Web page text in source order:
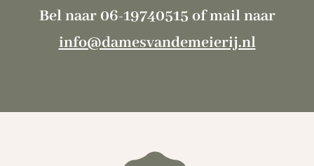
Bel naar 06-19740515 of mail naar
info@damesvandemeierij.nl